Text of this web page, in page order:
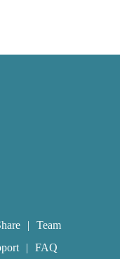
Team
FAQ